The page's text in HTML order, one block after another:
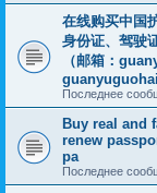
在线购买中国
身份证、驾驶
（邮箱：
Последнее
Buy real and
renew
pa
Последнее